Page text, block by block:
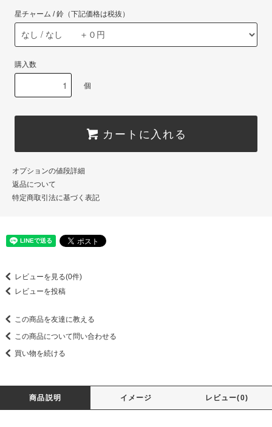
星チャーム / 鈴（下記価格は税抜）
購入数
個
カートに入れる
オプションの値段詳細
返品について
特定商取引法に基づく表記
レビューを見る(0件)
レビューを投稿
この商品を友達に教える
この商品について問い合わせる
買い物を続ける
商品説明 イメージ レビュー(0)